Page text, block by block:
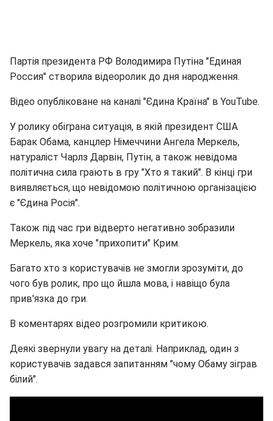
Партія президента РФ Володимира Путіна "Единая
Россия" створила відеоролик до дня народження.
Відео опубліковане на каналі "Єдина Країна" в YouTube.
У ролику обіграна ситуація, в якій президент США
Барак Обама, канцлер Німеччини Ангела Меркель,
натураліст Чарлз Дарвін, Путін, а також невідома
політична сила грають в гру "Хто я такий". В кінці гри
виявляється, що невідомою політичною організацією
є "Єдина Росія".
Також під час гри відверто негативно зобразили
Меркель, яка хоче "прихопити" Крим.
Багато хто з користувачів не змогли зрозуміти, до
чого був ролик, про що йшла мова, і навіщо була
прив'язка до гри.
В коментарях відео розгромили критикою.
Деякі звернули увагу на деталі. Наприклад, один з
користувачів задався запитанням "чому Обаму зіграв
білий".